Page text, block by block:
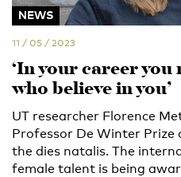
NEWS
11 / 05 / 2023
‘In your career you
who believe in you’
UT researcher Florence
Professor De Winter Prize
the dies natalis. The
female talent is being